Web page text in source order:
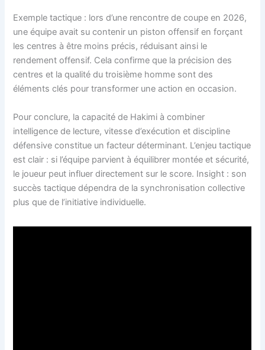
Exemple tactique : lors d’une rencontre de coupe en 2026,
une équipe avait su contenir un piston offensif en forçant
les centres à être moins précis, réduisant ainsi le
rendement offensif. Cela confirme que la précision des
centres et la qualité du troisième homme sont des
éléments clés pour transformer une action en occasion.
Pour conclure, la capacité de Hakimi à combiner
intelligence de lecture, vitesse d’exécution et discipline
défensive constitue un facteur déterminant. L’enjeu tactique
est clair : si l’équipe parvient à équilibrer montée et sécurité,
le joueur peut influer directement sur le score. Insight : son
succès tactique dépendra de la synchronisation collective
plus que de l’initiative individuelle.